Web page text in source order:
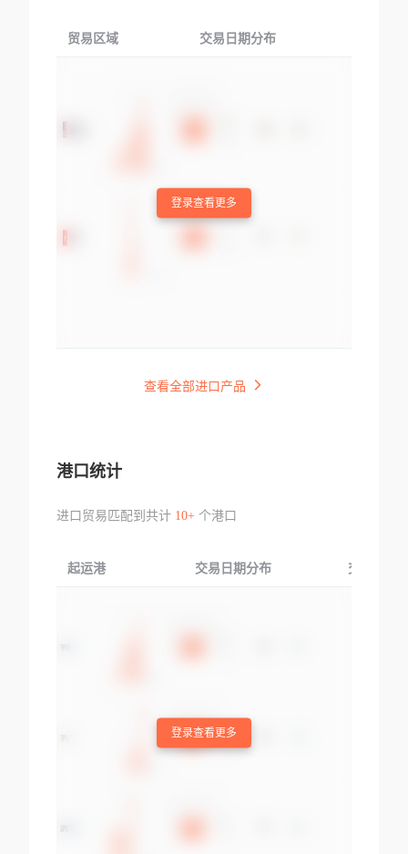
贸易区域 交易日期分布
登录查看更多
查看全部进口产品
港口统计
进口贸易匹配到共计 10+个港口
起运港 交易日期分布 交易产品
登录查看更多